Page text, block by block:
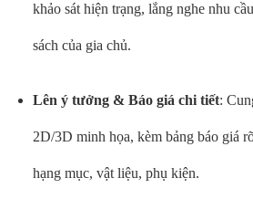
khảo sát hiện trạng, lắng nghe nhu
sách của gia chủ.
Lên ý tưởng & Báo giá chi tiết:
2D/3D minh họa, kèm bảng báo giá
hạng mục, vật liệu, phụ kiện.